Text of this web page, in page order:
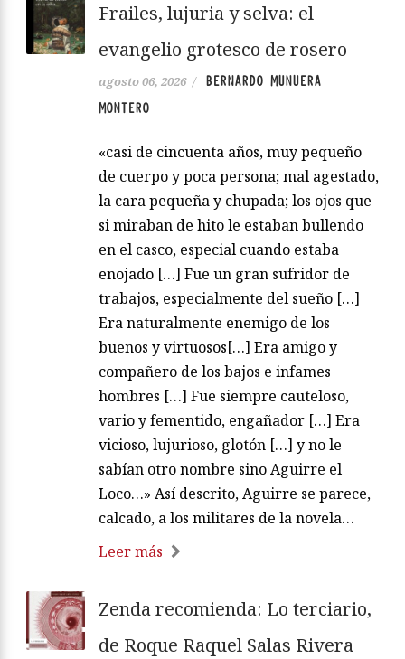
Frailes, lujuria y selva: el
evangelio grotesco de rosero
agosto 06, 2026 /
BERNARDO MUNUERA
MONTERO
«casi de cincuenta años, muy pequeño
de cuerpo y poca persona; mal agestado,
la cara pequeña y chupada; los ojos que
si miraban de hito le estaban bullendo
en el casco, especial cuando estaba
enojado […] Fue un gran sufridor de
trabajos, especialmente del sueño […]
Era naturalmente enemigo de los
buenos y virtuosos[…] Era amigo y
compañero de los bajos e infames
hombres […] Fue siempre cauteloso,
vario y fementido, engañador […] Era
vicioso, lujurioso, glotón […] y no le
sabían otro nombre sino Aguirre el
Loco…» Así descrito, Aguirre se parece,
calcado, a los militares de la novela…
Leer más
Zenda recomienda: Lo terciario,
de Roque Raquel Salas Rivera